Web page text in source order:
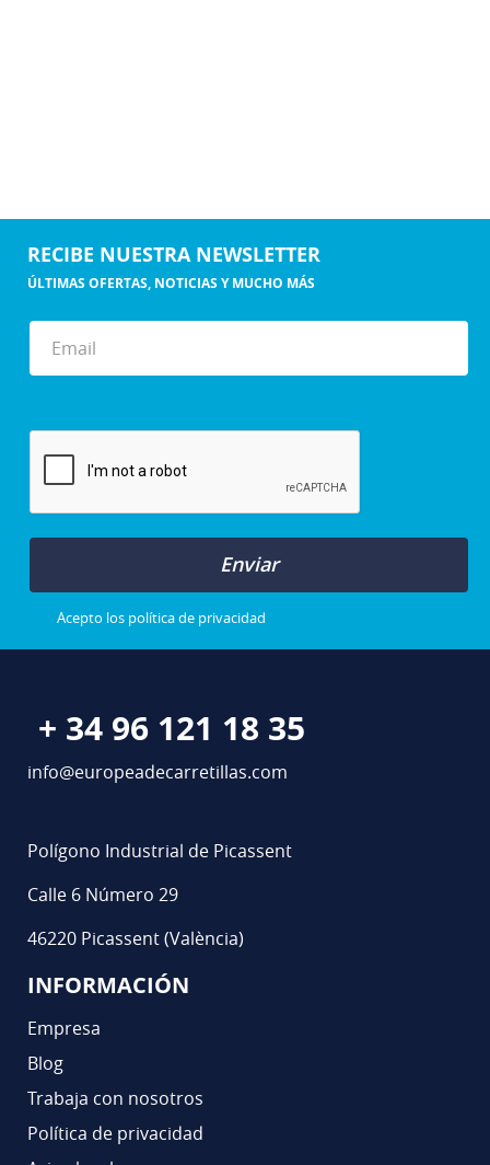
RECIBE NUESTRA NEWSLETTER
ÚLTIMAS OFERTAS, NOTICIAS Y MUCHO MÁS
Enviar
Acepto los política de privacidad
+ 34 96 121 18 35
info@europeadecarretillas.com
Polígono Industrial de Picassent
Calle 6 Número 29
46220 Picassent (València)
INFORMACIÓN
Empresa
Blog
Trabaja con nosotros
Política de privacidad